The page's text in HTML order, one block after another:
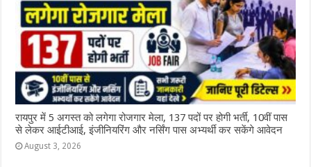
रायपुर में 5 अगस्त को लगेगा रोजगार मेला, 137 पदों पर होगी भर्ती, 10वीं पास
से लेकर आईटीआई, इंजीनियरिंग और नर्सिंग पास अभ्यर्थी कर सकेंगे आवेदन
August 3, 2026